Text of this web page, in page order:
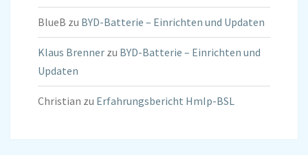
BlueB zu BYD-Batterie – Einrichten und Updaten
Klaus Brenner zu BYD-Batterie – Einrichten und
Updaten
Christian zu Erfahrungsbericht HmIp-BSL